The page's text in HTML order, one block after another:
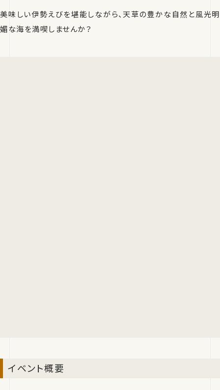
美味しい伊勢えびを堪能しながら、天草の豊かな自然と風光明
媚な海を満喫しませんか？
イベント概要